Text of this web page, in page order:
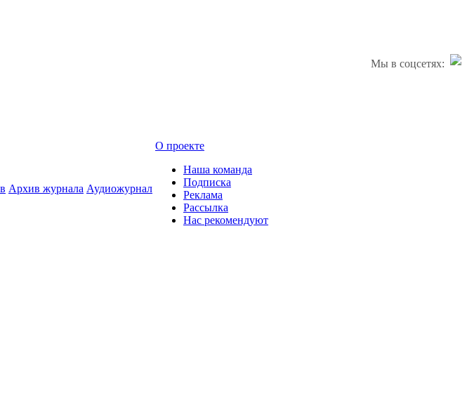
Мы в соцсетях:
Архив журнала Аудиожурнал
О проекте
Наша команда
Подписка
Реклама
Рассылка
Нас рекомендуют